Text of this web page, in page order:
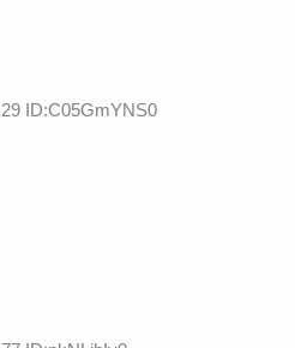
ID:C05GmYNS0